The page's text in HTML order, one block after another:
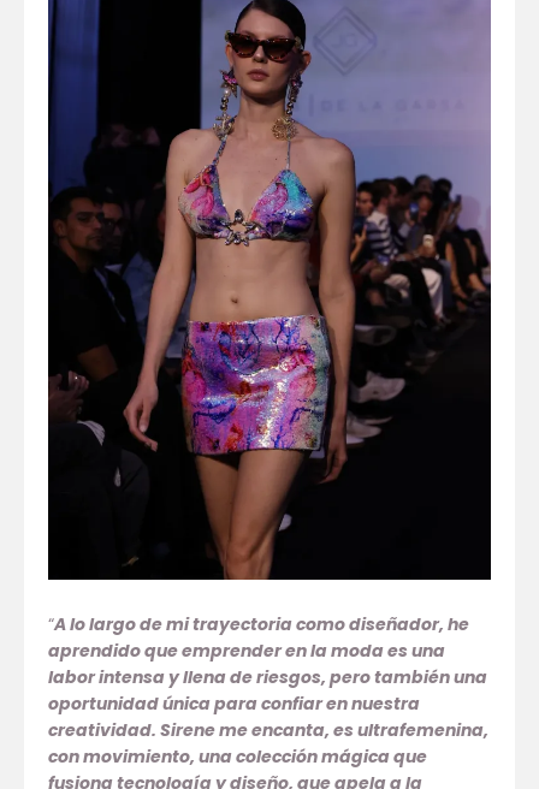
“A lo largo de mi trayectoria como diseñador, he
aprendido que emprender en la moda es una
labor intensa y llena de riesgos, pero también una
oportunidad única para confiar en nuestra
creatividad. Sirene me encanta, es ultrafemenina,
con movimiento, una colección mágica que
fusiona tecnología y diseño, que apela a la